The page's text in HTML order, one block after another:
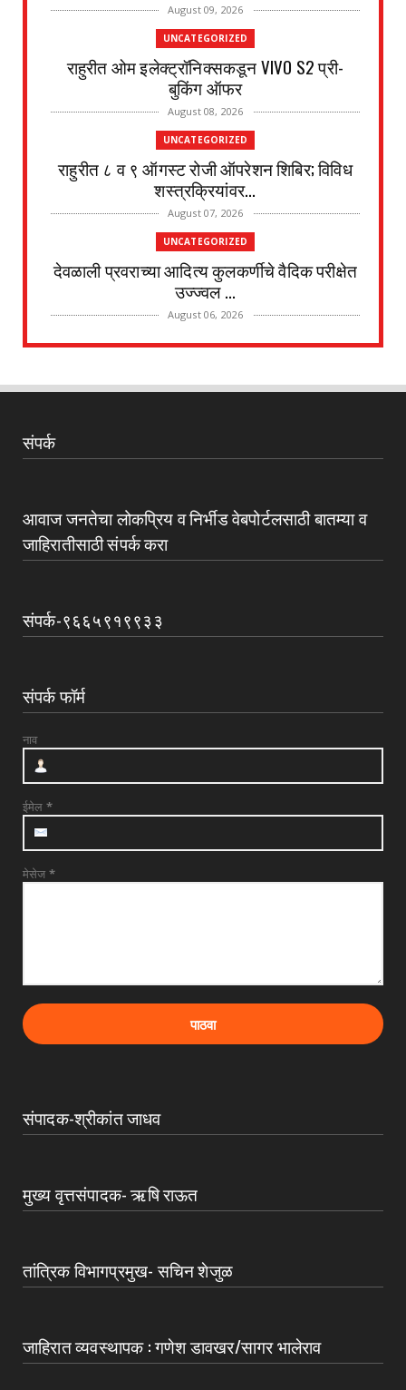
August 09, 2026
UNCATEGORIZED
राहुरीत ओम इलेक्ट्रॉनिक्सकडून VIVO S2 प्री-
बुकिंग ऑफर
August 08, 2026
UNCATEGORIZED
राहुरीत ८ व ९ ऑगस्ट रोजी ऑपरेशन शिबिर; विविध
शस्त्रक्रियांवर...
August 07, 2026
UNCATEGORIZED
देवळाली प्रवराच्या आदित्य कुलकर्णीचे वैदिक परीक्षेत
उज्ज्वल ...
August 06, 2026
UNCATEGORIZED
August 04, 2026
जोगेश्वरी आखाडा विविध कार्यकारी सहकारी विकास
UNCATEGORIZED
देवळाली प्रवराच्या शेटेवाडी येथील विठ्ठल खांदे यांचे
देवळाली प्रवरा येथील विधिज्ञ ॲड. प्रकाश संसारे
यांची काँग्रे...
संपर्क
आवाज जनतेचा लोकप्रिय व निर्भीड वेबपोर्टलसाठी बातम्या व
जाहिरातीसाठी संपर्क करा
संपर्क-९६६५९१९९३३
संपर्क फॉर्म
नाव
ईमेल *
मेसेज *
संपादक-श्रीकांत जाधव
मुख्य वृत्तसंपादक- ऋषि राऊत
तांत्रिक विभागप्रमुख- सचिन शेजुळ
जाहिरात व्यवस्थापक : गणेश डावखर/सागर भालेराव